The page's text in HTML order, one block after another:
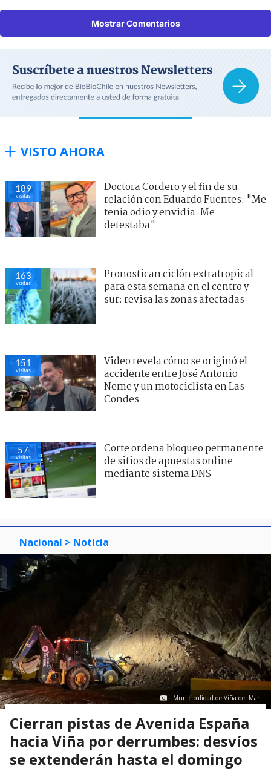
Mostrar Comentarios
VISTO AHORA
189
visitas
Doctora Cordero y el fin de su
relación con Eduardo Fuentes: "Me
tenía odio y envidia. Me
detestaba"
163
visitas
Pronostican ciclón extratropical
para esta semana en el centro y
sur: revisa las zonas afectadas
151
visitas
Video revela cómo se originó el
accidente entre José Antonio
Neme y un motociclista en Las
Condes
57
visitas
Corte ordena bloqueo permanente
de sitios de apuestas online
mediante sistema DNS
Nacional > Noticia
Municipalidad de Viña del Mar.
Cierran pistas de Avenida España
hacia Viña por derrumbes: desvíos
se extenderán hasta el domingo